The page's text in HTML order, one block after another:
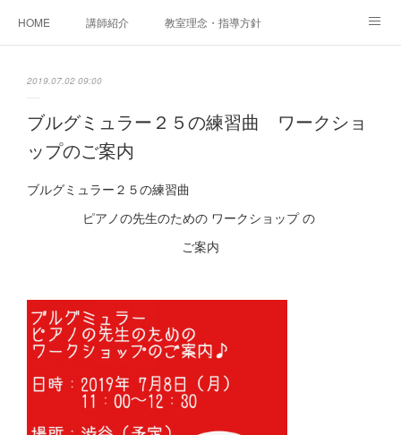
HOME 講師紹介 教室理念・指導方針
ご相談・体験レッスンお申し込み
2019.07.02 09:00
ブルグミュラー２５の練習曲 ワークショ
ップのご案内
ブルグミュラー２５の練習曲
ピアノの先生のための ワークショップ の
ご案内